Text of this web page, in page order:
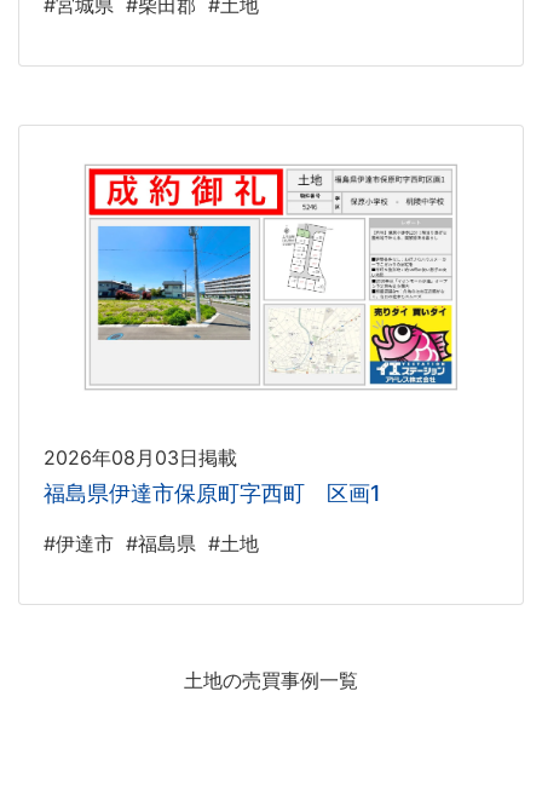
#宮城県 #柴田郡 #土地
2026年08月03日掲載
福島県伊達市保原町字西町 区画1
#伊達市 #福島県 #土地
土地の売買事例一覧